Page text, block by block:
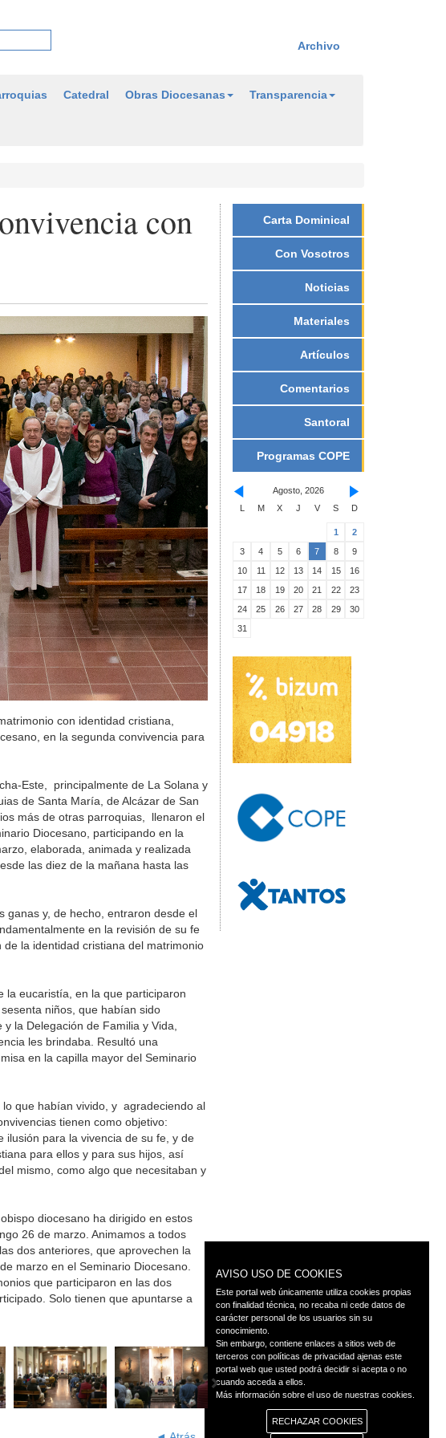
Archivo
Catedral Obras Diocesanas Transparencia
con
con identidad cristiana,
en la segunda convivencia para
Este, principalmente de La Solana y
de Santa María, de Alcázar de San
más de otras parroquias, llenaron el
Diocesano, participando en la
elaborada, animada y realizada
las diez de la mañana hasta las
ganas y, de hecho, entraron desde el
en la revisión de su fe
la identidad cristiana del matrimonio
la eucaristía, en la que participaron
niños, que habían sido
la Delegación de Familia y Vida,
les brindaba. Resultó una
en la capilla mayor del Seminario
que habían vivido, y agradeciendo al
tienen como objetivo:
ilusión para la vivencia de su fe, y de
para ellos y para sus hijos, así
mismo, como algo que necesitaban y
diocesano ha dirigido en estos
26 de marzo. Animamos a todos
dos anteriores, que aprovechen la
marzo en el Seminario Diocesano.
que participaron en las dos
Solo tienen que apuntarse a
Carta Dominical
Con Vosotros
Noticias
Materiales
Artículos
Comentarios
Santoral
Programas COPE
Agosto, 2026
L
M X J V S D
1
2
3
4 5 6 7 8
9
10
11 12 13 14 15
16
17
18 19 20 21 22
23
24
25 26 27 28 29
30
31
AVISO USO DE COOKIES
Este portal web únicamente utiliza cookies propias
con finalidad técnica, no recaba ni cede datos de
carácter personal de los usuarios sin su
conocimiento.
Sin embargo, contiene enlaces a sitios web de
terceros con políticas de privacidad ajenas este
portal web que usted podrá decidir si acepta o no
cuando acceda a ellos.
Más información sobre el uso de nuestras cookies.
RECHAZAR COOKIES